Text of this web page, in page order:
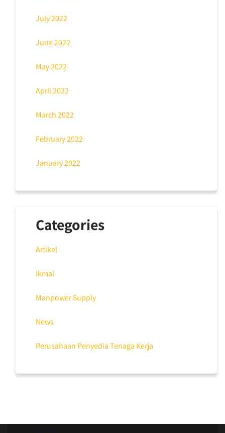
July 2022
June 2022
May 2022
April 2022
March 2022
February 2022
January 2022
Categories
Artikel
Ikmal
Manpower Supply
News
Perusahaan Penyedia Tenaga Kerja